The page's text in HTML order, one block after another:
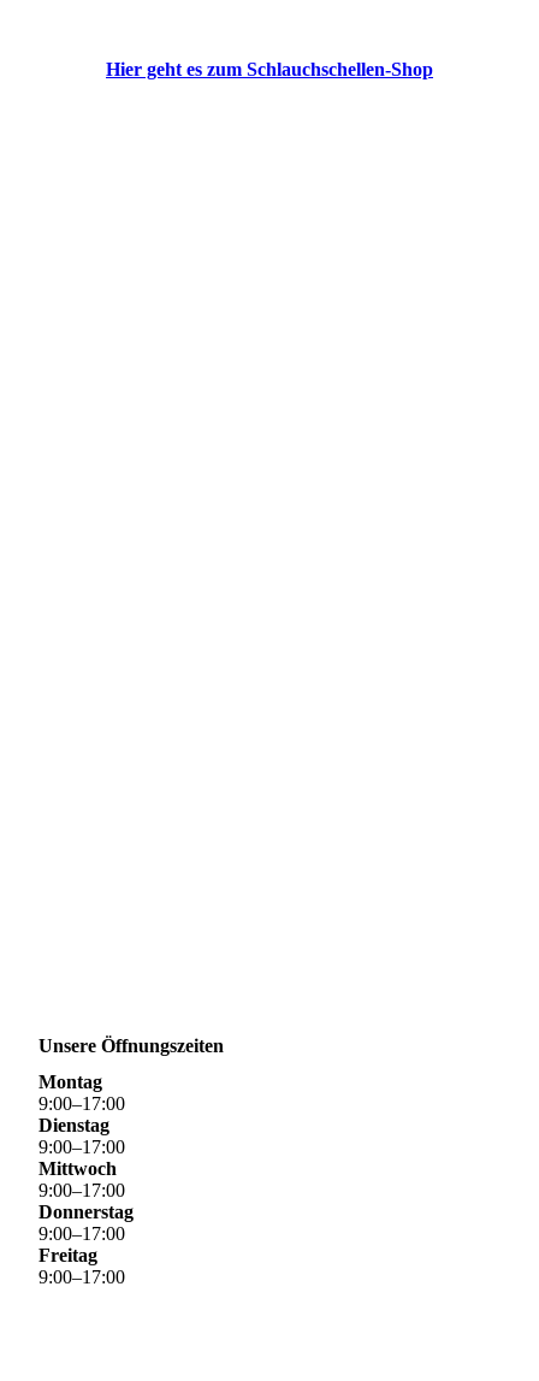
Hier geht es zum Schlauchschellen-Shop
Unsere Öffnungszeiten
Montag
9:00–17:00
Dienstag
9:00–17:00
Mittwoch
9:00–17:00
Donnerstag
9:00–17:00
Freitag
9:00–17:00